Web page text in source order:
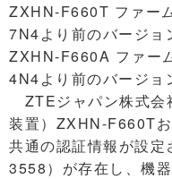
ZXHN-F660T ファー
7N4より前のバージョ
ZXHN-F660A ファー
4N4より前のバージョ
ZTEジャパン株式会
装置）ZXHN-F660T
共通の認証情報が設
3558）が存在し、機